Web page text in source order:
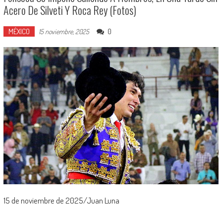
Acero De Silveti Y Roca Rey (Fotos)
MÉXICO 15 noviembre, 2025 0
15 de noviembre de 2025/Juan Luna